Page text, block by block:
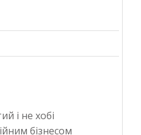
і не хобі
бізнесом